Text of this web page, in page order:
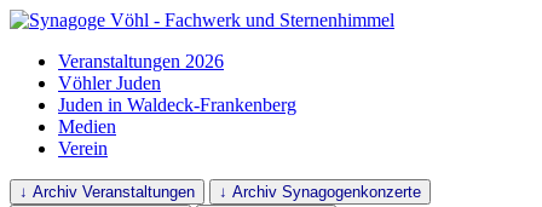
Veranstaltungen 2026
Vöhler Juden
Juden in Waldeck-Frankenberg
Medien
Verein
↓ Archiv Veranstaltungen
↓ Archiv Synagogenkonzerte